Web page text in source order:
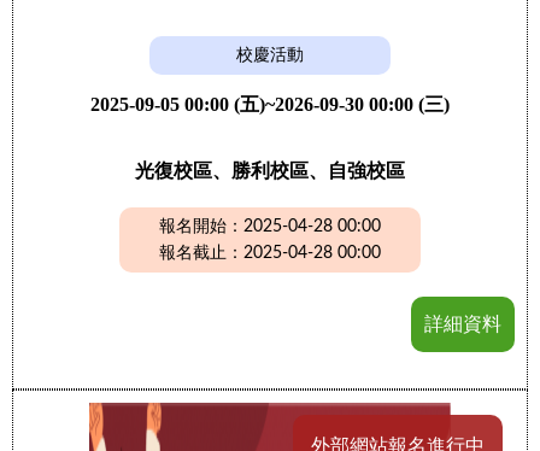
校慶活動
2025-09-05 00:00 (五)~2026-09-30 00:00 (三)
光復校區、勝利校區、自強校區
報名開始：2025-04-28 00:00
報名截止：2025-04-28 00:00
詳細資料
外部網站報名進行中